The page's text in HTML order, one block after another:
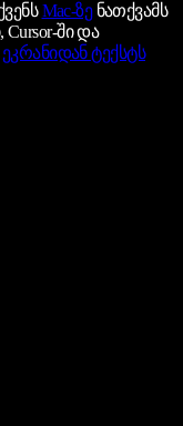
Mac-ზენათქვამს
Cursor-ში და
ეკრანიდან ტექსტს